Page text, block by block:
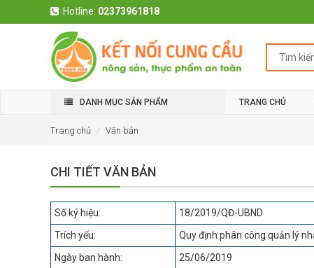
Hotline: 02373961818
DANH MỤC SẢN PHẨM TRANG CHỦ
Trang chủ Văn bản
CHI TIẾT VĂN BẢN
Số ký hiệu:
18/2019/QĐ-UBND
Trích yếu:
Quy định phân công quản lý
Ngày ban hành:
25/06/2019